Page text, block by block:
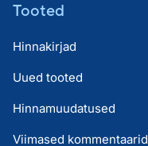
Tooted
Hinnakirjad
Uued tooted
Hinnamuudatused
Viimased kommentaarid